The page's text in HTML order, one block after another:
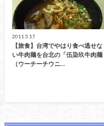
2011.5.17
【旅食】台湾でやはり食べ逃せな
い牛肉麺を台北の「伍染玖牛肉麺
（ウーチーチウニ…